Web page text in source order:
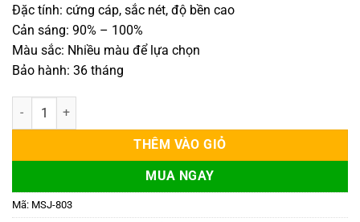
Đặc tính: cứng cáp, sắc nét, độ bền cao
Cản sáng: 90% – 100%
Màu sắc: Nhiều màu để lựa chọn
Bảo hành: 36 tháng
Mành gỗ Đoạn American cao cấp MSJ-803 số lượng
THÊM VÀO GIỎ
MUA NGAY
Mã: MSJ-803